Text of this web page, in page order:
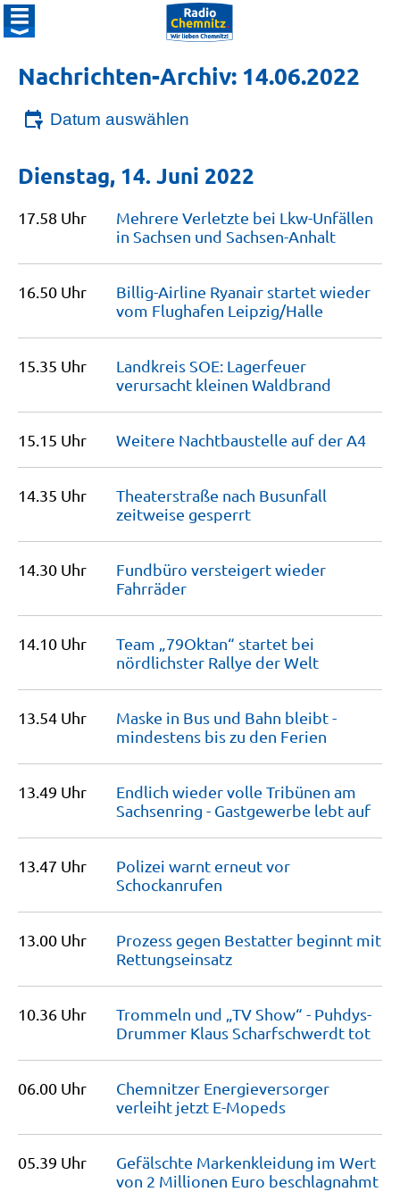
Nachrichten-Archiv: 14.06.2022
Datum auswählen
Dienstag, 14. Juni 2022
17.58 Uhr
Mehrere Verletzte bei Lkw-Unfällen
in Sachsen und Sachsen-Anhalt
16.50 Uhr
Billig-Airline Ryanair startet wieder
vom Flughafen Leipzig/Halle
15.35 Uhr
Landkreis SOE: Lagerfeuer
verursacht kleinen Waldbrand
15.15 Uhr Weitere Nachtbaustelle auf der A4
14.35 Uhr
Theaterstraße nach Busunfall
zeitweise gesperrt
14.30 Uhr
Fundbüro versteigert wieder
Fahrräder
14.10 Uhr
Team „79Oktan“ startet bei
nördlichster Rallye derWelt
13.54 Uhr
Maske in Bus und Bahn bleibt -
mindestens bis zu den Ferien
13.49 Uhr
Endlich wieder volle Tribünen am
Sachsenring - Gastgewerbe lebtauf
13.47 Uhr
Polizei warnt erneut vor
Schockanrufen
13.00 Uhr
Prozess gegen Bestatter beginnt mit
Rettungseinsatz
10.36 Uhr
Trommeln und „TV Show“ - Puhdys-
Drummer Klaus Scharfschwerdt tot
06.00 Uhr
Chemnitzer Energieversorger
verleiht jetzt E-Mopeds
05.39 Uhr
Gefälschte Markenkleidung im Wert
von 2 Millionen Euro beschlagnahmt